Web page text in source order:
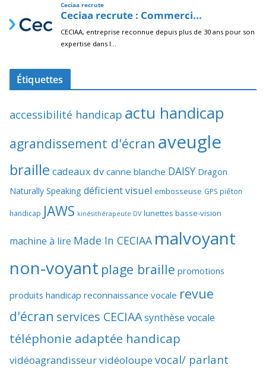
Étiquettes
accessibilité handicap actu handicap
agrandissement d'écran aveugle
braille cadeaux dv canne blanche DAISY Dragon
Naturally Speaking déficient visuel embosseuse GPS piéton
handicap JAWS kinésithérapeute DV lunettes basse-vision
machine à lire Made In CECIAA malvoyant
non-voyant plage braille promotions
produits handicap reconnaissance vocale revue
d'écran services CECIAAsynthèse vocale
téléphonie adaptée handicap
vidéoagrandisseurvidéoloupevocal/ parlant